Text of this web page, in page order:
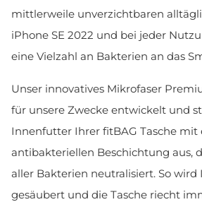
mittlerweile unverzichtbaren
iPhone SE 2022 und bei jeder
eine Vielzahl an Bakterien an das
Unser innovatives Mikrofaser
für unsere Zwecke entwickelt und
Innenfutter Ihrer fitBAG Tasche mit
antibakteriellen Beschichtung aus,
aller Bakterien neutralisiert. So wird
gesäubert und die Tasche riecht